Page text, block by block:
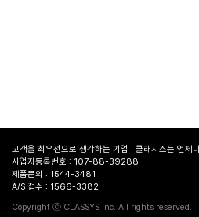
고객을 최우선으로 생각하는 기업 | 클래시스는 언제
사업자등록번호 : 107-88-39288
제품문의 : 1544-3481
A/S 접수 : 1566-3382
Copyright ⓒ CLASSYS Inc. All rights reserved.